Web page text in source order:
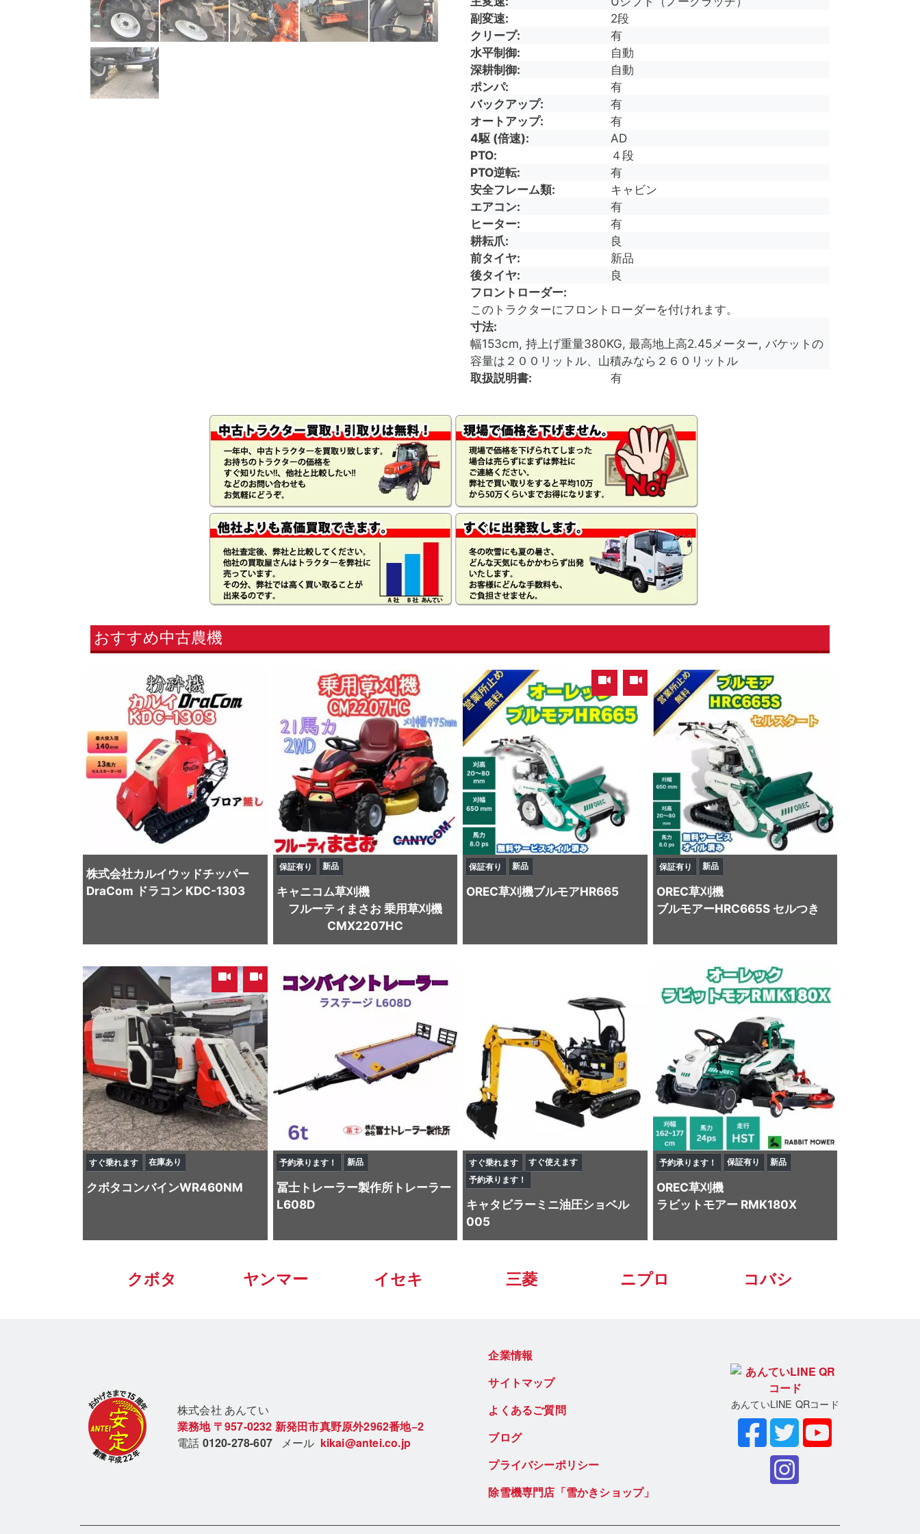
副変速
2段
クリープ
有
水平制御
自動
深耕制御
自動
ポンパ
有
バックアップ
有
オートアップ
有
4駆 (倍速)
AD
PTO
４段
PTO逆転
有
安全フレーム類
キャビン
エアコン
有
ヒーター
有
耕耘爪
良
前タイヤ
新品
後タイヤ
良
フロントローダー
このトラクターにフロントローダーを付けれます。
寸法
幅153cm, 持上げ重量380KG, 最高地上高2.45メーター, バケットの
容量は２００リットル、山積みなら２６０リットル
取扱説明書
有
おすすめ中古農機
株式会社カルイウッドチッパー
DraCom ドラコン KDC-1303
保証有り 新品
キャニコム草刈機
フルーティまさお 乗用草刈機
CMX2207HC
保証有り 新品
OREC草刈機ブルモアHR665
保証有り 新品
OREC草刈機
ブルモアーHRC665S セルつき
,
すぐ乗れます 在庫あり
クボタコンバインWR460NM
予約承ります！ 新品
冨士トレーラー製作所トレーラー
L608D
すぐ乗れます
すぐ使えます
予約承ります！
キャタビラーミニ油圧ショベル
005
予約承ります！ 保証有り 新品
OREC草刈機
ラビットモアー RMK180X
クボタ ヤンマー イセキ 三菱 ニプロ コバシ
株式会社 あんてい
業務地 〒957-0232 新発田市真野原外2962番地−2
電話 0120-278-607 メール kikai@antei.co.jp
企業情報
サイトマップ
よくあるご質問
ブログ
プライバシーポリシー
除雪機専門店「雪かきショップ」
あんていLINE QRコード